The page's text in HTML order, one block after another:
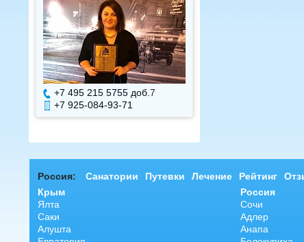
+7 495 215 5755 доб. 7
+7 925-084-93-71
Россия: Санатории Путевки Лечение Рейтинг
Крым
Ялта
Саки
Алушта
Россия
Сочи
Адлер
Анапа